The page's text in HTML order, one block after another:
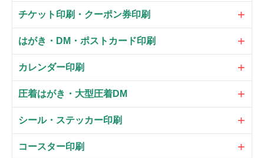
チケット印刷・クーポン券印刷
はがき・DM・ポストカード印刷
カレンダー印刷
圧着はがき・大型圧着DM
シール・ステッカー印刷
コースター印刷